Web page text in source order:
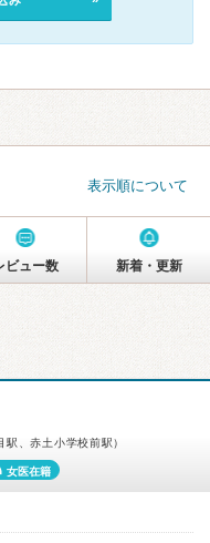
表示順について
ビュー数 新着・更新
、赤土小学校前駅）
女医在籍